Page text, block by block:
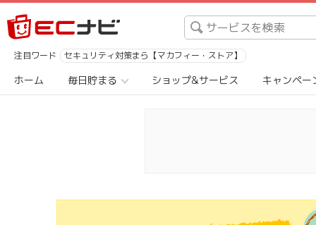
注目ワード セキュリティ対策まら【マカフィー・ストア】
ホーム 毎日貯まる ショップ&サービス キャンペー